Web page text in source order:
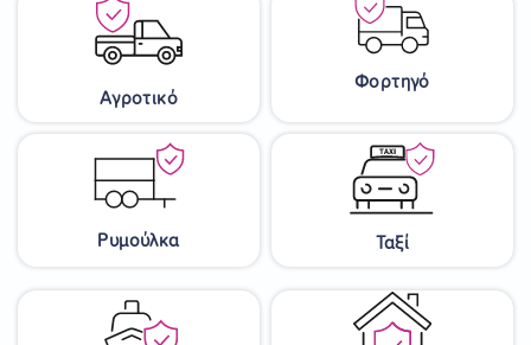
Αγροτικό
Φορτηγό
Ρυμούλκα Ταξί